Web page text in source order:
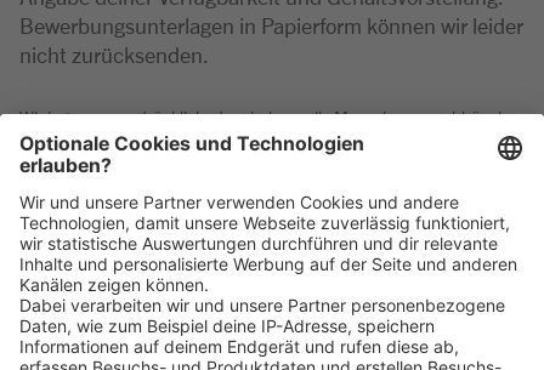
Bewerbungsunterlagen in Papierform können wir leider
nicht zurücksenden.
Wir betonen ausdrücklich, dass bei uns alle Menschen - unabhängig
von Geschlecht/geschlechtlicher Identität, ethnischer Herkunft und
Nationalität, sozialer Herkunft, Religion/Weltanschauung, körperlicher
weiterer individueller Merkmale - gleichermaßen willkommen sind.